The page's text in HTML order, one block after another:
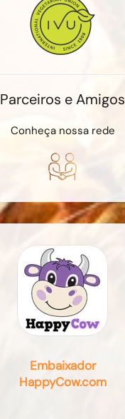
Parceiros e Amigos
Conheça nossa rede
Embaixador
HappyCow.com